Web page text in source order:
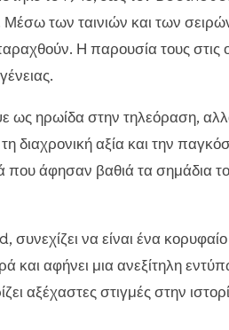
Μέσω των ταινιών και των
Η παρουσία τους στις
ηρωίδα στην τηλεόραση,
διαχρονική αξία και την
άφησαν βαθιά τα σημάδια
να είναι ένα
και αφήνει μια ανεξίτηλη
αξέχαστες στιγμές στην